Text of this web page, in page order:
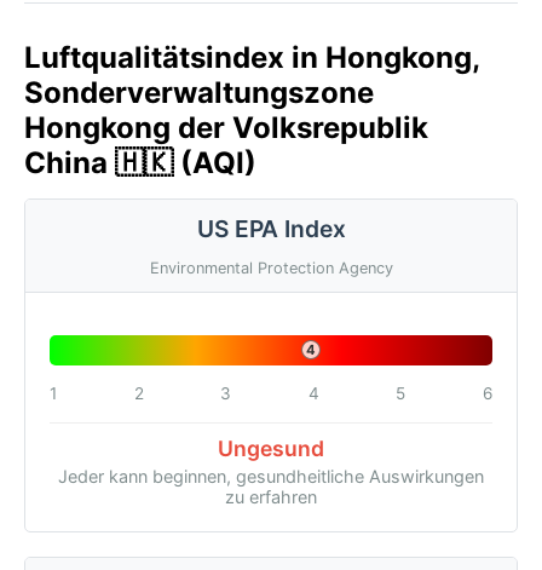
Luftqualitätsindex in Hongkong,
Sonderverwaltungszone
Hongkong der Volksrepublik
China 🇭🇰 (AQI)
US EPA Index
Environmental Protection Agency
4
1 2 3 4 5 6
Ungesund
Jeder kann beginnen, gesundheitliche Auswirkungen
zu erfahren